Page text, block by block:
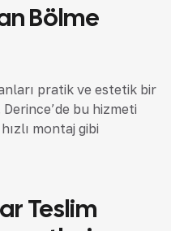
Bölme
pratik ve estetik bir
Derince’de bu hizmeti
montaj gibi
Teslim